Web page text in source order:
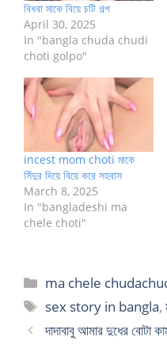
বিধবা মাকে বিয়ে চটি গল্প
April 30, 2025
In "bangla chuda chudi
choti golpo"
incest mom choti মাকে
সিঁদুর দিয়ে বিয়ে করে সহবাস
March 8, 2025
In "bangladeshi ma
chele choti"
Categories
ma chele
Tags
sex story in bangla,
দাদাবাবু আমার দুধের বোটা